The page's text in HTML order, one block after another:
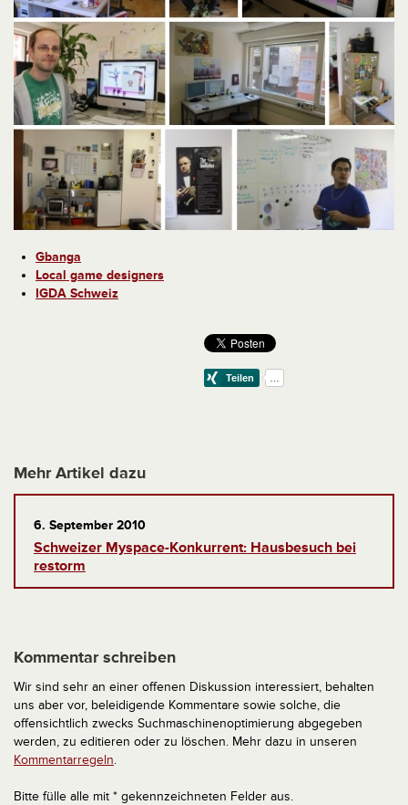
Gbanga
Local game designers
IGDA Schweiz
Mehr Artikel dazu
6. September 2010
Schweizer Myspace-Konkurrent: Hausbesuch bei
restorm
Kommentar schreiben
Wir sind sehr an einer offenen Diskussion interessiert, behalten
uns aber vor, beleidigende Kommentare sowie solche, die
offensichtlich zwecks Suchmaschinenoptimierung abgegeben
werden, zu editieren oder zu löschen. Mehr dazu in unseren
Kommentarregeln.
Bitte fülle alle mit * gekennzeichneten Felder aus.